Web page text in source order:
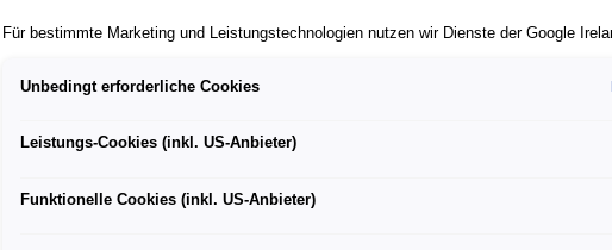
Für bestimmte Marketing und Leistungstechnologien nutzen wir Dienste der Google
der EU gleichwertiges Datenschutzniveau; staatliche Zugriffe und eingeschränkte
Rechtsschutzmöglichkeiten können nicht ausgeschlossen werden. Die Übermittlung
Wenn Sie über einen personalisierten Link auf unsere Website gelangen und Marketing
Interaktionen von dem Ihnen zugeordneten Händler bzw. im Falle eines Porsche
Unbedingt erforderliche Cookies
Leistungs-Cookies (inkl. US-Anbieter)
Funktionelle Cookies (inkl. US-Anbieter)